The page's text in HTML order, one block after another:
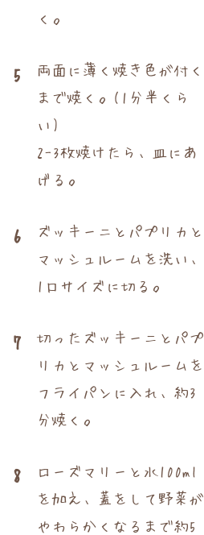
く。
5
両面に薄く焼き色が付く
まで焼く。(1分半くら
い)
2-3枚焼けたら、皿にあ
げる。
6
ズッキーニとパプリカと
マッシュルームを洗い、
1口サイズに切る。
7
切ったズッキーニとパプ
リカとマッシュルームを
フライパンに入れ、約3
分焼く。
8
ローズマリーと水100ml
を加え、蓋をして野菜が
やわらかくなるまで約5